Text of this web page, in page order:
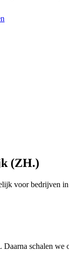
(ZH.)
voor bedrijven
schalen we